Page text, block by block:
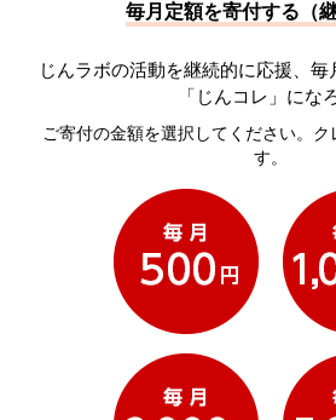
毎月定額を寄付する（継
じんラボの活動を継続的に応援、
「じんコレ」にな
ご寄付の金額を選択してください。ク
す。